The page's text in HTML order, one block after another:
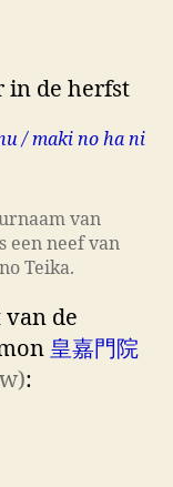
de herfst
/ maki no ha ni
van
een neef van
Teika.
de
皇嘉門院
: